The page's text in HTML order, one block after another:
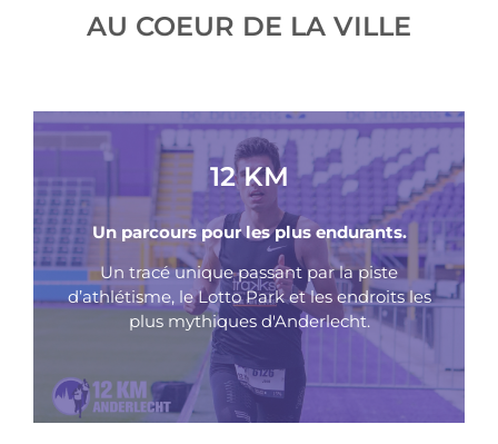
AU COEUR DE LA VILLE
12 KM
Un parcours pour les plus endurants.
Un tracé unique passant par la piste
d’athlétisme, le Lotto Park et les endroits les
plus mythiques d'Anderlecht.